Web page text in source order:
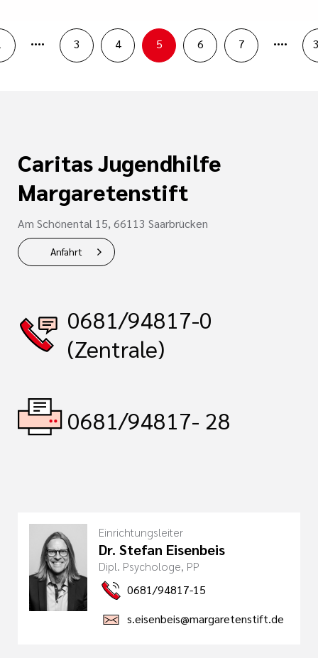
.... 3 4 5 6 7 ....
Caritas Jugendhilfe
Margaretenstift
Am Schönental 15, 66113 Saarbrücken
Anfahrt
0681/94817-0
(Zentrale)
0681/94817- 28
Einrichtungsleiter
Dr. Stefan Eisenbeis
Dipl. Psychologe, PP
0681/94817-15
s.eisenbeis@margaretenstift.de